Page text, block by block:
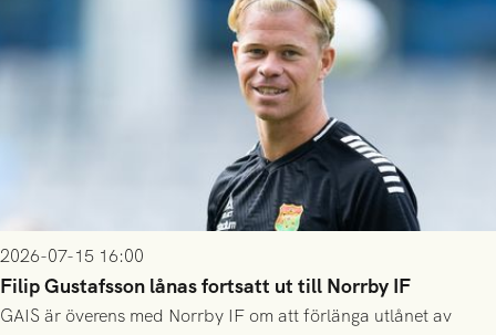
2026-07-15 16:00
Filip Gustafsson lånas fortsatt ut till Norrby IF
GAIS är överens med Norrby IF om att förlänga utlånet av